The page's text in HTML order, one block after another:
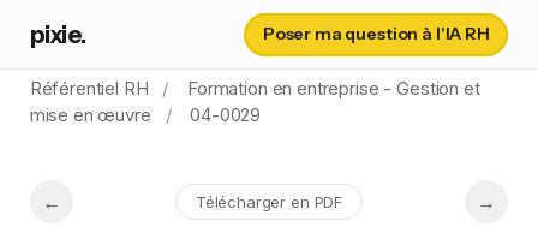
pixie. Poser ma question à l'IA RH
Référentiel RH
Formation en entreprise - Gestion et
mise en œuvre
04-0029
Télécharger en PDF